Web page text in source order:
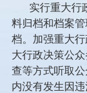
实行重大行
料归档和档案
档。加强重大
大行政决策公
查等方式听取
内没有发生因